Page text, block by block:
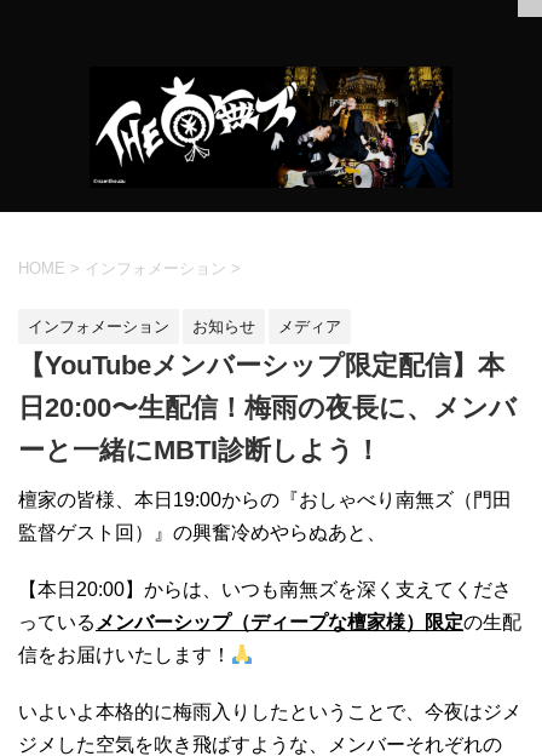
HOME > インフォメーション >
インフォメーション お知らせ メディア
【YouTubeメンバーシップ限定配信】本
日20:00〜生配信！梅雨の夜長に、メンバ
ーと一緒にMBTI診断しよう！
檀家の皆様、本日19:00からの『おしゃべり南無ズ（門田
監督ゲスト回）』の興奮冷めやらぬあと、
【本日20:00】からは、いつも南無ズを深く支えてくださ
っている メンバーシップ（ディープな檀家様）限定の生配
信をお届けいたします！
いよいよ本格的に梅雨入りしたということで、今夜はジメ
ジメした空気を吹き飛ばすような、メンバーそれぞれの